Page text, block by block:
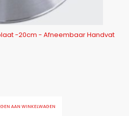
-20cm - Afneembaar Handvat
AAN WINKELWAGEN